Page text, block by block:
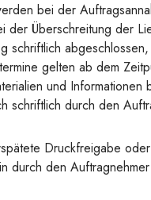
bei der
Überschreitung der
gelten ab dem
und
schriftlich durch den
Druckfreigabe
durch den